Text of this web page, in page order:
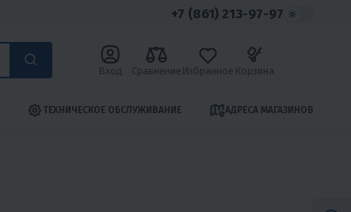
+7 (861) 213-97-97
Вход Сравнение Избранное Корзина
ТЕХНИЧЕСКОЕ ОБСЛУЖИВАНИЕ АДРЕСА МАГАЗИНОВ